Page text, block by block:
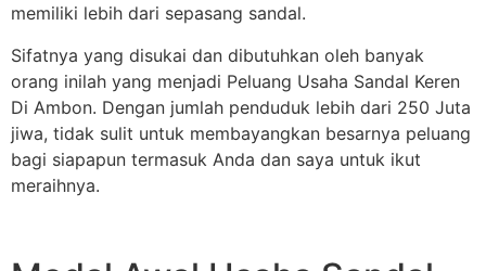
memiliki lebih dari sepasang sandal.
Sifatnya yang disukai dan dibutuhkan oleh banyak
orang inilah yang menjadi Peluang Usaha Sandal Keren
Di Ambon. Dengan jumlah penduduk lebih dari 250 Juta
jiwa, tidak sulit untuk membayangkan besarnya peluang
bagi siapapun termasuk Anda dan saya untuk ikut
meraihnya.